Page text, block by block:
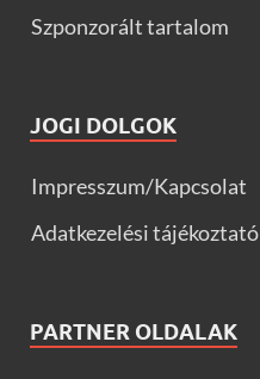
Szponzorált tartalom
JOGI DOLGOK
Impresszum/Kapcsolat
Adatkezelési tájékoztató
PARTNER OLDALAK